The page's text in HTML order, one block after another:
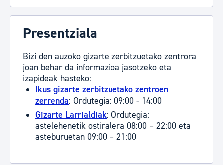
Presentziala
Bizi den auzoko gizarte zerbitzuetako zentrora
joan behar da informazioa jasotzeko eta
izapideak hasteko:
Ikus gizarte zerbitzuetako zentroen
zerrenda: Ordutegia: 09:00 - 14:00
Gizarte Larrialdiak: Ordutegia:
astelehenetik ostiralera 08:00 – 22:00 eta
asteburuetan 09:00 – 21:00